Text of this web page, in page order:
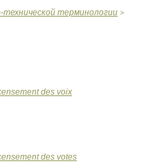
технической терминологии >
des voix
des votes